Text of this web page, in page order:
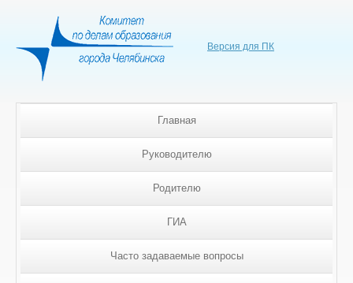
Версия для ПК
Главная
Руководителю
Родителю
ГИА
Часто задаваемые вопросы